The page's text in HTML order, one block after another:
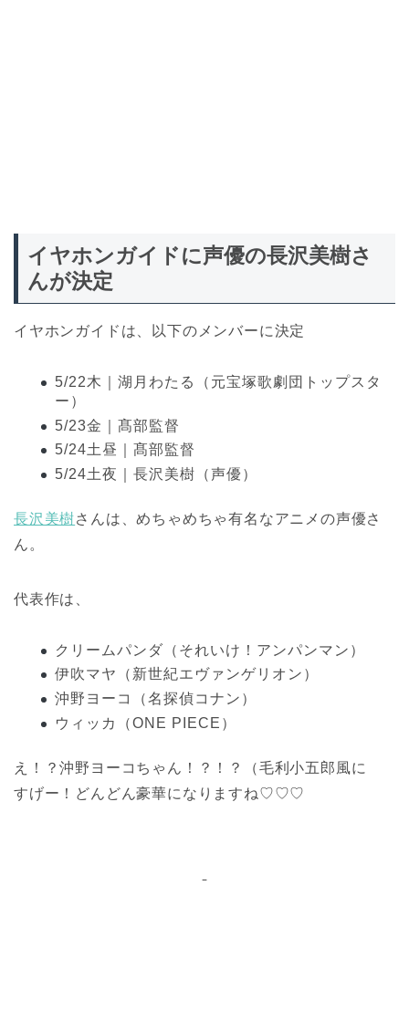
イヤホンガイドに声優の長沢美樹さ
んが決定
イヤホンガイドは、以下のメンバーに決定
5/22木｜湖月わたる（元宝塚歌劇団トップスタ
ー）
5/23金｜髙部監督
5/24土昼｜髙部監督
5/24土夜｜長沢美樹（声優）
長沢美樹さんは、めちゃめちゃ有名なアニメの声優さ
ん。
代表作は、
クリームパンダ（それいけ！アンパンマン）
伊吹マヤ（新世紀エヴァンゲリオン）
沖野ヨーコ（名探偵コナン）
ウィッカ（ONE PIECE）
え！？沖野ヨーコちゃん！？！？（毛利小五郎風に
すげー！どんどん豪華になりますね♡♡♡